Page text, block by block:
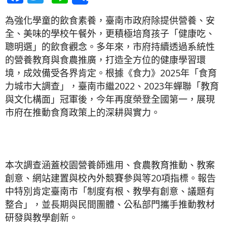
為強化學童的飲食素養，臺南市政府除提供營養、安
全、美味的學校午餐外，更積極培育孩子「健康吃、
聰明選」的飲食觀念。多年來，市府持續透過系統性
的營養教育與食農推廣，打造全方位的健康學習環
境，成效備受各界肯定。根據《食力》2025年「食育
力城市大調查」，臺南市繼2022、2023年蟬聯「教育
與文化構面」冠軍後，今年再度榮登全國第一，展現
市府在推動食育政策上的深耕與實力。
本次調查涵蓋校園營養師進用、食農教育推動、教案
創意、網站建置與校內外競賽參與等20項指標。報告
中特別肯定臺南市「制度有根、教學有創意、議題有
整合」，並長期與民間團體、公私部門攜手推動教材
研發與教學創新。